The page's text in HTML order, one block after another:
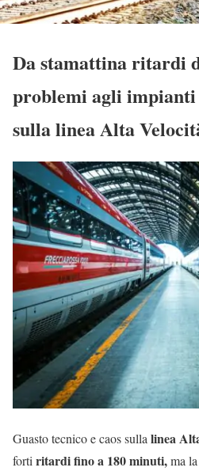
Da stamattina ritardi
problemi agli
sulla linea Alta
Guasto tecnico e caos sulla linea
forti ritardi fino a 180 minuti,ma